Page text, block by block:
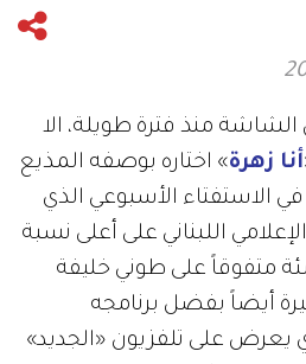
منذ فترة طويلة، الا
أنا زهرة» اختاره بوصفه المذيع
في الاستفتاء الأسبوعي الذي
اللبناني على أعلى نسبة
في المئة متفوقاً على طوني خليفة
أيضاً بفضل برنامجه
يعرض على تلفزيون «الجديد»